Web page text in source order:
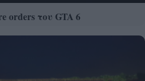
orders του GTA 6